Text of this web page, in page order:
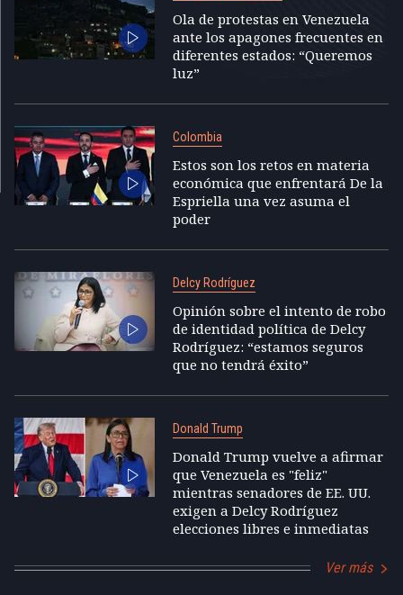
Ola de protestas en Venezuela
ante los apagones frecuentes en
diferentes estados: “Queremos
luz”
Colombia
Estos son los retos en materia
económica que enfrentará De la
Espriella una vez asuma el
poder
Delcy Rodríguez
Opinión sobre el intento de robo
de identidad política de Delcy
Rodríguez: “estamos seguros
que no tendrá éxito”
Donald Trump
Donald Trump vuelve a afirmar
que Venezuela es "feliz"
mientras senadores de EE. UU.
exigen a Delcy Rodríguez
elecciones libres e inmediatas
Ver más